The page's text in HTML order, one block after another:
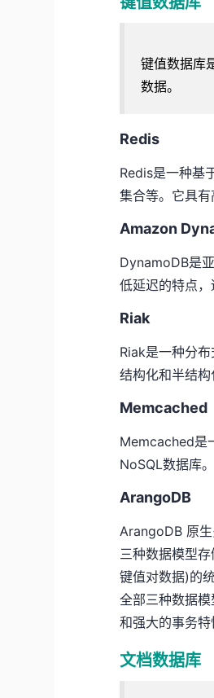
键值数据库
数据。
Redis
Redis是一种基
集合等。它具
Amazon
DynamoDB是
低延迟的特点，
Riak
Riak是一种分
结构化和半结构
Memcached
Memcached是
NoSQL数据库。
ArangoDB
ArangoDB 原
三种数据模型
键值对数据)的
全部三种数据
和强大的事务特
文档数据库